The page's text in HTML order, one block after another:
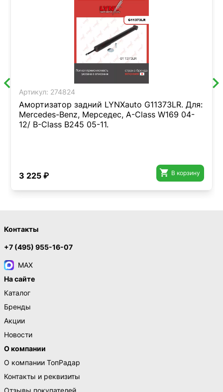
Артикул: 274824
Амортизатор задний LYNXauto G11373LR. Для:
Mercedes-Benz, Мерседес, A-Class W169 04-
12/ B-Class B245 05-11.
3 225 ₽  В корзину
Контакты
+7 (495) 955-16-07
MAX
На сайте
Каталог
Бренды
Акции
Новости
О компании
О компании ТопРадар
Контакты и реквизиты
Отзывы покупателей